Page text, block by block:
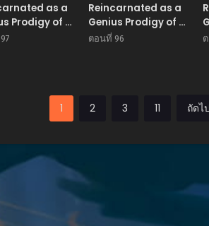
as a
Prodigy of a
Family
Reincarnated as a
Genius Prodigy of a
Prestigious Family
ตอนที่ 96
1 2 3 11 ถัดไ